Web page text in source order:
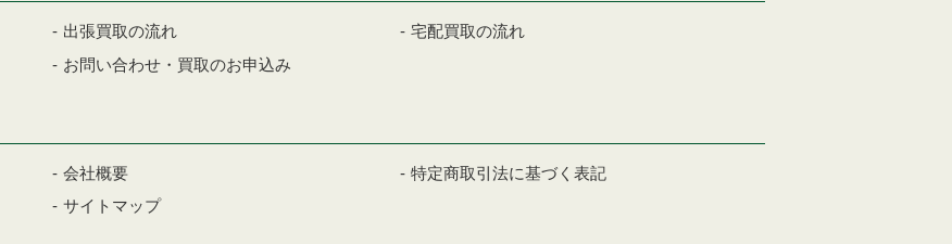
出張買取の流れ
宅配買取の流れ
お問い合わせ・買取のお申込み
会社概要
特定商取引法に基づく表記
サイトマップ